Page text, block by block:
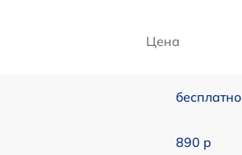
Цена
бесплатно
890 р